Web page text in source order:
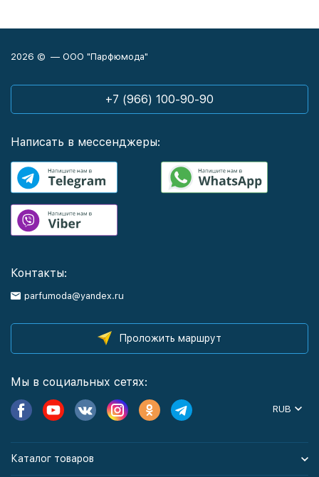
2026 © — ООО "Парфюмода"
+7 (966) 100-90-90
Написать в мессенджеры:
Контакты:
parfumoda@yandex.ru
Проложить маршрут
Мы в социальных сетях:
RUB
Каталог товаров